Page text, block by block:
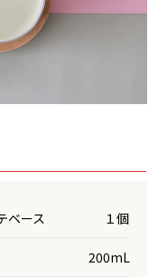
ベース １個
200mL